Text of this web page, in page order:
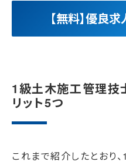
【無料】優良
1級土木施工管理技
リット5つ
これまで紹介したとおり